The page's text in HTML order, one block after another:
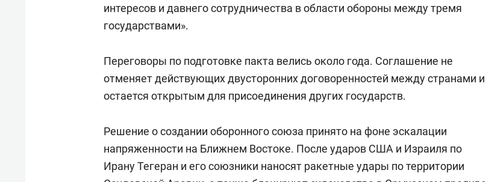
интересов и давнего сотрудничества в области обороны между тремя
государствами».
Переговоры по подготовке пакта велись около года. Соглашение не
отменяет действующих двусторонних договоренностей между странами и
остается открытым для присоединения других государств.
Решение о создании оборонного союза принято на фоне эскалации
напряженности на Ближнем Востоке. После ударов США и Израиля по
Ирану Тегеран и его союзники наносят ракетные удары по территории